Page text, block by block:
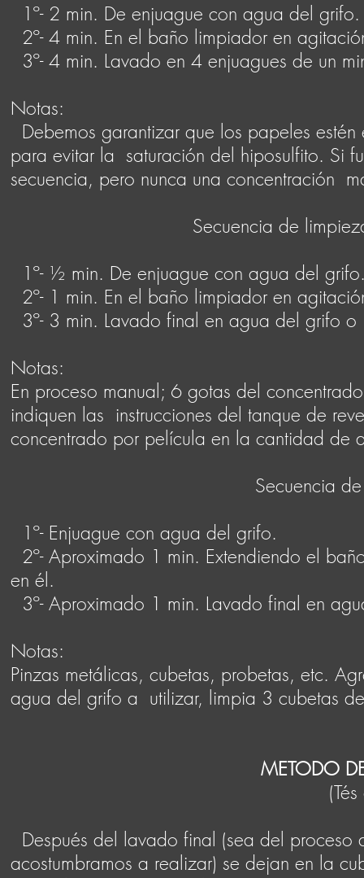
1º- 2 min. De enjuague con agua del grifo.
2º- 4 min. En el baño limpiador en
3º- 4 min. Lavado en 4 enjuagues de un
Notas:
Debemos garantizar que los papeles
para evitar la saturación del hiposulfito. Si
secuencia, pero nunca una concentración
Secuencia de limpieza para
1º- ½ min. De enjuague con agua del
2º- 1 min. En el baño limpiador en
3º- 3 min. Lavado final en agua del grifo
Notas:
En proceso manual; 6 gotas del
indiquen las instrucciones del tanque de
concentrado por película en la cantidad de
Secuencia de limpieza
1º- Enjuague con agua del grifo.
2º- Aproximado 1 min. Extendiendo el
en él.
3º- Aproximado 1 min. Lavado final en
Notas:
Pinzas metálicas, cubetas, probetas, etc.
agua del grifo a utilizar, limpia 3 cubetas
METODO
(Tés de
Después del lavado final (sea del
acostumbramos a realizar) se dejan en la